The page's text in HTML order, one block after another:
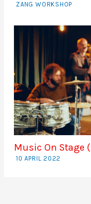
ZANG WORKSHOP
Music On Stage
10 APRIL 2022